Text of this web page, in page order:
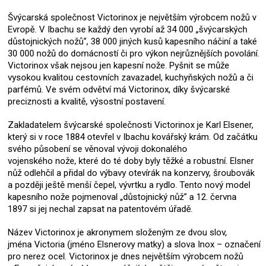
Švýcarská společnost Victorinox je největším výrobcem nožů v
Evropě. V Ibachu se každý den vyrobí až 34 000 „švýcarských
důstojnických nožů“, 38 000 jiných kusů kapesního náčiní a také
30 000 nožů do domácností či pro výkon nejrůznějších povolání.
Victorinox však nejsou jen kapesní nože. Pyšnit se může
vysokou kvalitou cestovních zavazadel, kuchyňských nožů a či
parfémů. Ve svém odvětví má Victorinox, díky švýcarské
preciznosti a kvalitě, výsostní postavení.
Zakladatelem švýcarské společnosti Victorinox je Karl Elsener,
který si v roce 1884 otevřel v Ibachu kovářský krám. Od začátku
svého působení se věnoval vývoji dokonalého
vojenského nože, které do té doby byly těžké a robustní. Elsner
nůž odlehčil a přidal do výbavy otevírák na konzervy, šroubovák
a později ještě menší čepel, vývrtku a rydlo. Tento nový model
kapesního nože pojmenoval „důstojnický nůž“ a 12. června
1897 si jej nechal zapsat na patentovém úřadě.
Název Victorinox je akronymem složeným ze dvou slov,
jména Victoria (jméno Elsnerovy matky) a slova Inox – označení
pro nerez ocel. Victorinox je dnes největším výrobcem nožů